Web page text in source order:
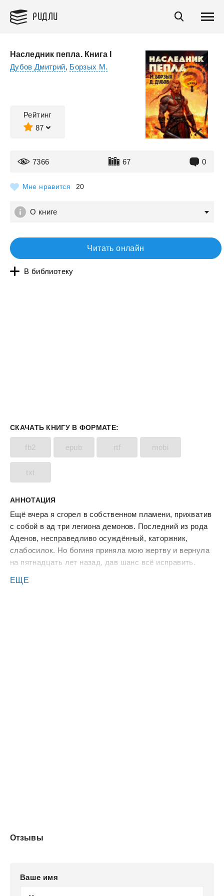
РИДЛИ
Наследник пепла. Книга I
Дубов Дмитрий, Борзых М.
Рейтинг
87
7366 67 0
Мне нравится 20
О книге
Читать онлайн
В библиотеку
СКАЧАТЬ КНИГУ В ФОРМАТЕ:
fb2 epub rtf mobi
txt
АННОТАЦИЯ
Ещё вчера я сгорел в собственном пламени, прихватив
с собой в ад три легиона демонов. Последний из рода
Аденов, несправедливо осуждённый, каторжник,
слабосилок. Но богиня приняла мою жертву и вернула
на пятнадцать лет назад, дав шанс всё исправить.
спасти род? Я вновь подниму над полем боя флаг
ЕЩЕ
Отзывы
Ваше имя